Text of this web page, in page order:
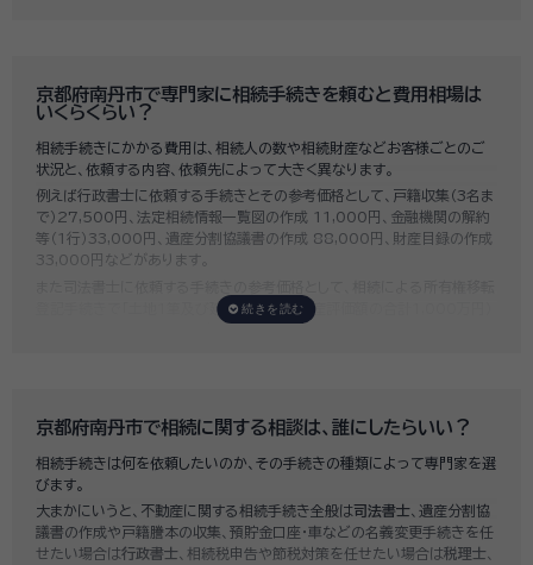
京都府南丹市で専門家に相続手続きを頼むと費用相場は
いくらくらい？
相続手続きにかかる費用は、相続人の数や相続財産などお客様ごとのご
状況と、依頼する内容、依頼先によって大きく異なります。
例えば行政書士に依頼する手続きとその参考価格として、戸籍収集（3名ま
で）27,500円、法定相続情報一覧図の作成 11,000円、金融機関の解約
等（1行）33,000円、遺産分割協議書の作成 88,000円、財産目録の作成
33,000円などがあります。
登記手続きで「土地1筆及び建物1棟（固定資産評価額の合計1,000万円）
せると100万円近くかそれ以上費用がかかってしまう場合もあるなど、非
いい相続では、お客様ごとに必要な相続手続きを明らかにし、無料で見積
もり をお出ししております。予算に合わせてご自身で対応できないものの
み依頼することも可能ですので、まずはお気軽にご相談ください。
京都府南丹市で相続に関する相談は、誰にしたらいい？
相続手続きは何を依頼したいのか、その手続きの種類によって専門家を選
びます。
大まかにいうと、不動産に関する相続手続き全般は司法書士 、遺産分割協
議書の作成や戸籍謄本の収集、預貯金口座・車などの名義変更手続きを任
せたい場合は行政書士 、相続税申告や節税対策を任せたい場合は税理士